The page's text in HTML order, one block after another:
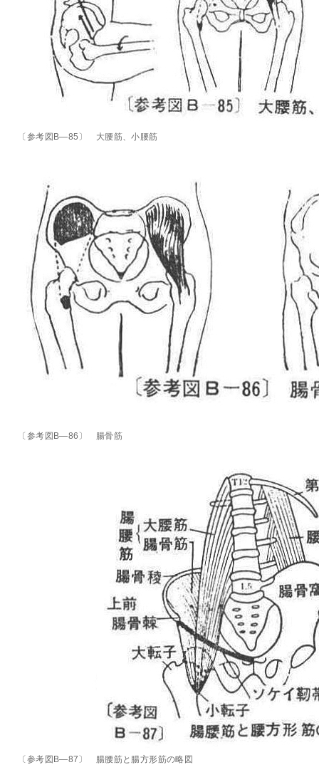
〔参考図B―85〕 大腰筋、小腰筋
〔参考図B―86〕 腸骨筋
〔参考図B―87〕 腸腰筋と腸方形筋の略図